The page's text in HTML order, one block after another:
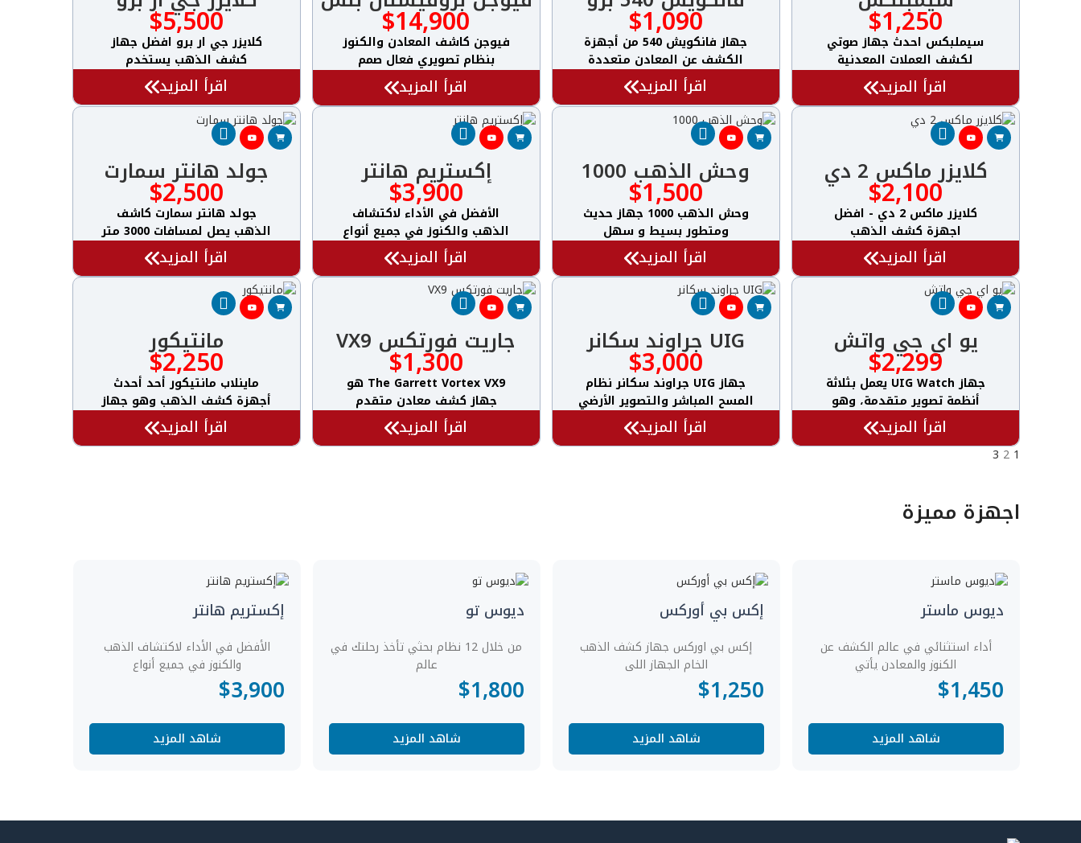
$1,250
سيملبكس احدث جهاز صوتي
لكشف العملات المعدنية
والذهب اسهل
اقرأ المزيد
$1,090جهاز فانكويش 540 من أجهزة
الكشف عن المعادن متعددة
اقرأ المزيد
$14,900
فيوجن كاشف المعادن والكنوز
بنظام تصويري فعال صمم
للمبتدئين
اقرأ المزيد
$5,500
كلايزر جي ار برو افضل جهاز
كشف الذهب يستخدم
اقرأ المزيد
كلايزر ماكس 2 دي$2,100كلايزر ماكس 2 دي - افضل
اجهزة كشف الذهب
اقرأ المزيد
وحش الذهب 1000$1,500وحش الذهب 1000 جهاز حديث
ومتطور بسيط و سهل
اقرأ المزيد
إكستريم هانتر
$3,900
الأفضل في الأداء لاكتشاف
الذهب والكنوز في جميع أنواع
اقرأ المزيد
جولد هانتر سمارت
$2,500
جولد هانتر سمارت كاشف
الذهب يصل لمسافات 3000 متر
اقرأ المزيد
يو اي جي واتش
$2,299جهاز UIG Watch يعمل بثلاثة
أنظمة تصوير متقدمة، وهو
اقرأ المزيد
UIG جراوند سكانر $3,000
جهاز UIG جراوند سكانر نظام
المسح المباشر والتصوير الأرضي
اقرأ المزيد
جاريت فورتكس VX9
$1,300
The Garrett Vortex VX9 هو
جهاز كشف معادن متقدم
اقرأ المزيد
مانتيكور
$2,250
ماينلاب مانتيكور أحد أحدث
أجهزة كشف الذهب وهو جهاز
اقرأ المزيد
1
2
3
اجهزة مميزة
ديوس ماستر
شاهد المزيد
$1,450
أداء استثنائي في عالم الكشف عن
الكنوز والمعادن يأتي
إكس بي أوركس
شاهد المزيد
$1,250
إكس بي اوركس جهاز كشف الذهب
الخام الجهاز اللى
ديوس تو
شاهد المزيد
$1,800
من خلال 12 نظام بحثي تأخذ رحلتك في
عالم
إكستريم هانتر
شاهد المزيد
$3,900
الأفضل في الأداء لاكتشاف الذهب
والكنوز في جميع أنواع